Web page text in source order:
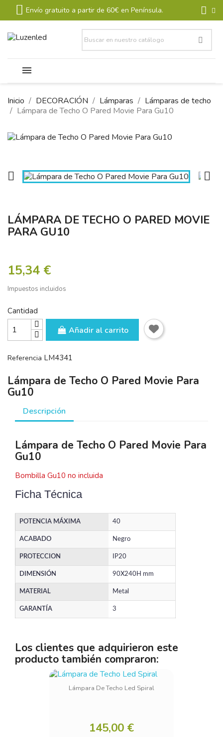
Envío gratuito a partir de 60€ en Península.
Inicio DECORACIÓN Lámparas
Lámparas de techo
Lámpara de Techo O Pared Movie Para Gu10
 
LÁMPARA DE TECHO O PARED MOVIE
PARA GU10
15,34 €
Impuestos incluidos
Cantidad
Añadir al carrito
Referencia LM4341
Lámpara de Techo O Pared Movie Para
Gu10
Descripción
Lámpara de Techo O Pared Movie Para
Gu10
Bombilla Gu10 no incluida
Ficha Técnica
POTENCIA MÁXIMA 40
ACABADO Negro
PROTECCION IP20
DIMENSIÓN 90X240H mm
MATERIAL Metal
GARANTÍA 3
Los clientes que adquirieron este
producto también compraron:
Lámpara De Techo Led Spiral
145,00 €